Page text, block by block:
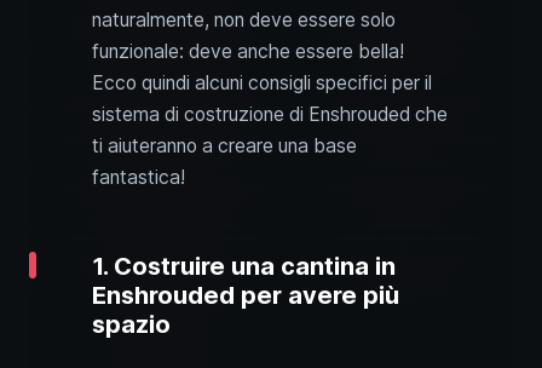
naturalmente, non deve essere solo
funzionale: deve anche essere bella!
Ecco quindi alcuni consigli specifici per il
sistema di costruzione di Enshrouded che
ti aiuteranno a creare una base
fantastica!
1. Costruire una cantina in
Enshrouded per avere più
spazio